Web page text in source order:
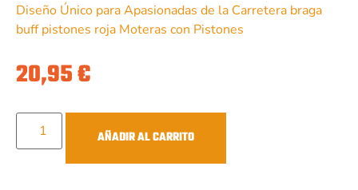
Diseño Único para Apasionadas de la Carretera braga
buff pistones roja Moteras con Pistones
20,95€
AÑADIR AL CARRITO